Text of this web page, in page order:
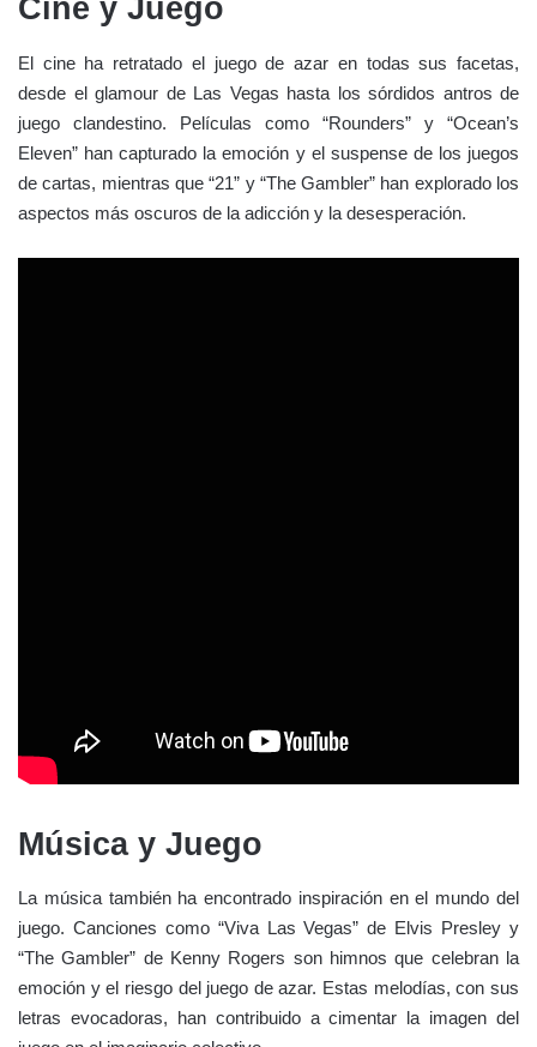
Cine y Juego
El cine ha retratado el juego de azar en todas sus facetas,
desde el glamour de Las Vegas hasta los sórdidos antros de
juego clandestino. Películas como “Rounders” y “Ocean’s
Eleven” han capturado la emoción y el suspense de los juegos
de cartas, mientras que “21” y “The Gambler” han explorado los
aspectos más oscuros de la adicción y la desesperación.
Música y Juego
La música también ha encontrado inspiración en el mundo del
juego. Canciones como “Viva Las Vegas” de Elvis Presley y
“The Gambler” de Kenny Rogers son himnos que celebran la
emoción y el riesgo del juego de azar. Estas melodías, con sus
letras evocadoras, han contribuido a cimentar la imagen del